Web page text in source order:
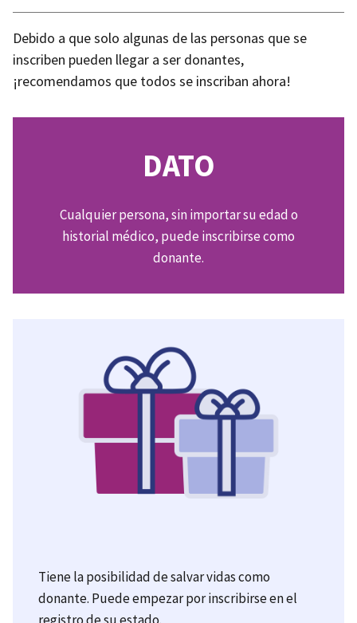
Debido a que solo algunas de las personas que se
inscriben pueden llegar a ser donantes,
¡recomendamos que todos se inscriban ahora!
DATO
Cualquier persona, sin importar su edad o
historial médico, puede inscribirse como
donante.
Tiene la posibilidad de salvar vidas como
donante. Puede empezar por inscribirse en el